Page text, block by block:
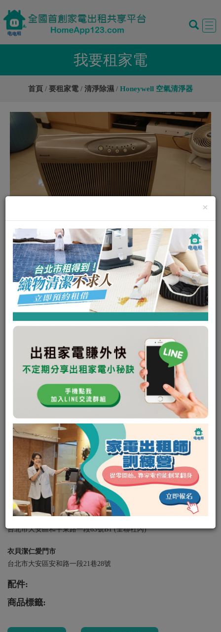
我要租家電
首頁 要租家電 清淨除濕 Honeywell 空氣清淨器
Honeywell 空氣清淨器
Honeywell 其他型號
清淨除濕 可出租
朱崙店 0 0
平日 500（週二租週五還，共可使用四天）/
週末 700（週六租隔週一還，共可使用三天）
3000元
產品簡介:
可面交地點:
衣貝潔朱崙店
台北市中山區龍江路15號(全聯社內)
衣貝潔和平門市
台北市大安區和平東路一段63號B1 (全聯社內)
衣貝潔仁愛門市
台北市大安區安和路一段21巷28號
配件:
商品標籤:
×